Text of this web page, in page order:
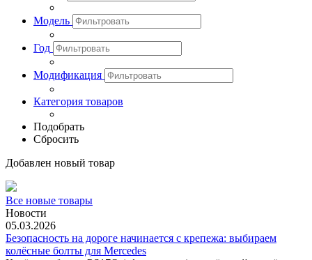
Модель
Год
Модификация
Категория товаров
Подобрать
Сбросить
Добавлен новый товар
Все новые товары
Новости
05.03.2026
Безопасность на дороге начинается с крепежа: выбираем
колёсные болты для Mercedes